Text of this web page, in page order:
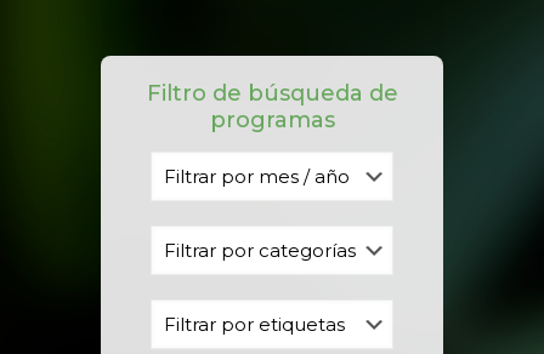
Filtro de búsqueda de
programas